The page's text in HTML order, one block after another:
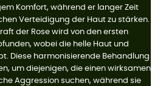
Komfort, während er langer Zeit
Verteidigung der Haut zu stärken.
der Rose wird von den ersten
wobei die helle Haut und
Diese harmonisierende Behandlung
um diejenigen, die einen wirksamen
Aggression suchen, während sie